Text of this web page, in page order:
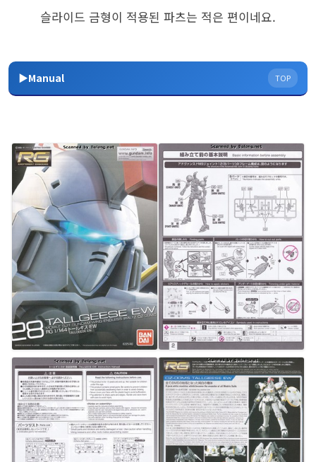
슬라이드 금형이 적용된 파츠는 적은 편이네요.
▶Manual TOP